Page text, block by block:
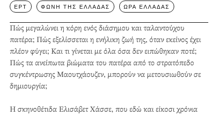
ΕΡΤ ΦΩΝΗ ΤΗΣ ΕΛΛΑΔΑΣ ΩΡΑ ΕΛΛΑΔΑΣ
Πώς μεγαλώνει η κόρη ενός διάσημου και ταλαντούχου
πατέρα; Πώς εξελίσσεται η ενήλικη ζωή της, όταν εκείνος έχει
πλέον φύγει; Και τι γίνεται με όλα όσα δεν ειπώθηκαν ποτέ;
Πώς τα ανείπωτα βιώματα του πατέρα από το στρατόπεδο
συγκέντρωσης Μαουτχάουζεν, μπορούν να μετουσιωθούν σε
δημιουργία;
Η σκηνοθέτιδα Ελισάβετ Χάσσε, που εδώ και είκοσι χρόνια